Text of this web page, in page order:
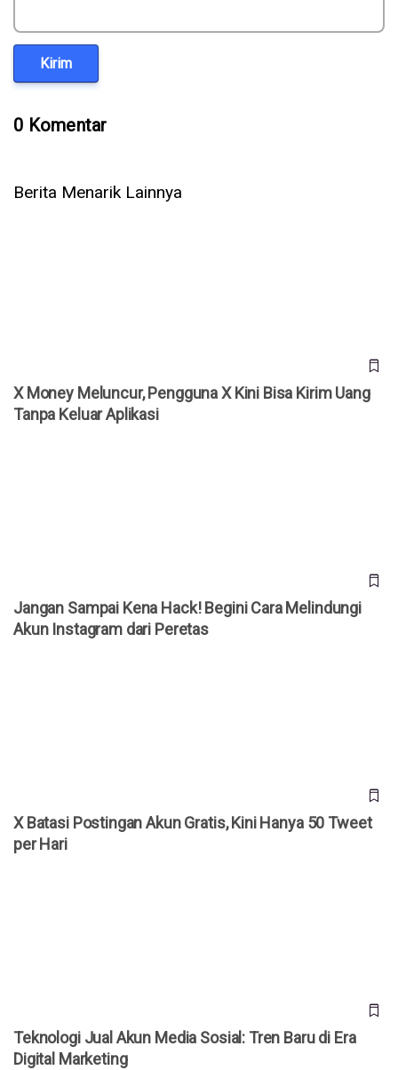
Kirim
0 Komentar
Berita Menarik Lainnya
X Money Meluncur, Pengguna X Kini Bisa Kirim Uang
Tanpa Keluar Aplikasi
Jangan Sampai Kena Hack! Begini Cara Melindungi
Akun Instagram dari Peretas
X Batasi Postingan Akun Gratis, Kini Hanya 50 Tweet
per Hari
Teknologi Jual Akun Media Sosial: Tren Baru di Era
Digital Marketing